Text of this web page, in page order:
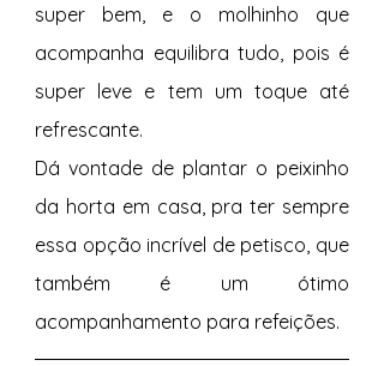
super bem, e o molhinho que
acompanha equilibra tudo, pois é
super leve e tem um toque até
refrescante.
Dá vontade de plantar o peixinho
da horta em casa, pra ter sempre
essa opção incrível de petisco, que
também é um ótimo
acompanhamento para refeições.